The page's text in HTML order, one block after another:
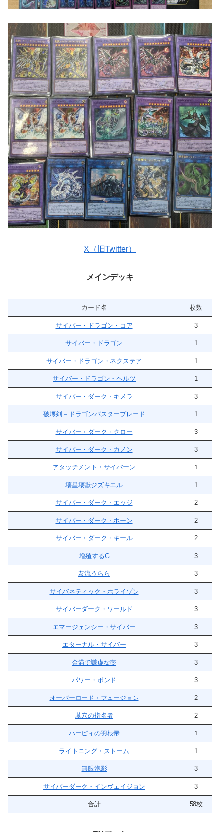
X（旧Twitter）
メインデッキ
カード名 枚数
サイバー・ドラゴン・コア 3
サイバー・ドラゴン 1
サイバー・ドラゴン・ネクステア 1
サイバー・ドラゴン・ヘルツ 1
サイバー・ダーク・キメラ 3
破壊剣－ドラゴンバスターブレード 1
サイバー・ダーク・クロー 3
サイバー・ダーク・カノン 3
アタッチメント・サイバーン 1
壊星壊獣ジズキエル 1
サイバー・ダーク・エッジ 2
サイバー・ダーク・ホーン 2
サイバー・ダーク・キール 2
増殖するG 3
灰流うらら 3
サイバネティック・ホライゾン 3
サイバーダーク・ワールド 3
エマージェンシー・サイバー 3
エターナル・サイバー 3
金満で謙虚な壺 3
パワー・ボンド 3
オーバーロード・フュージョン 2
墓穴の指名者 2
ハーピィの羽根帚 1
ライトニング・ストーム 1
無限泡影 3
サイバーダーク・インヴェイジョン 3
合計 58枚